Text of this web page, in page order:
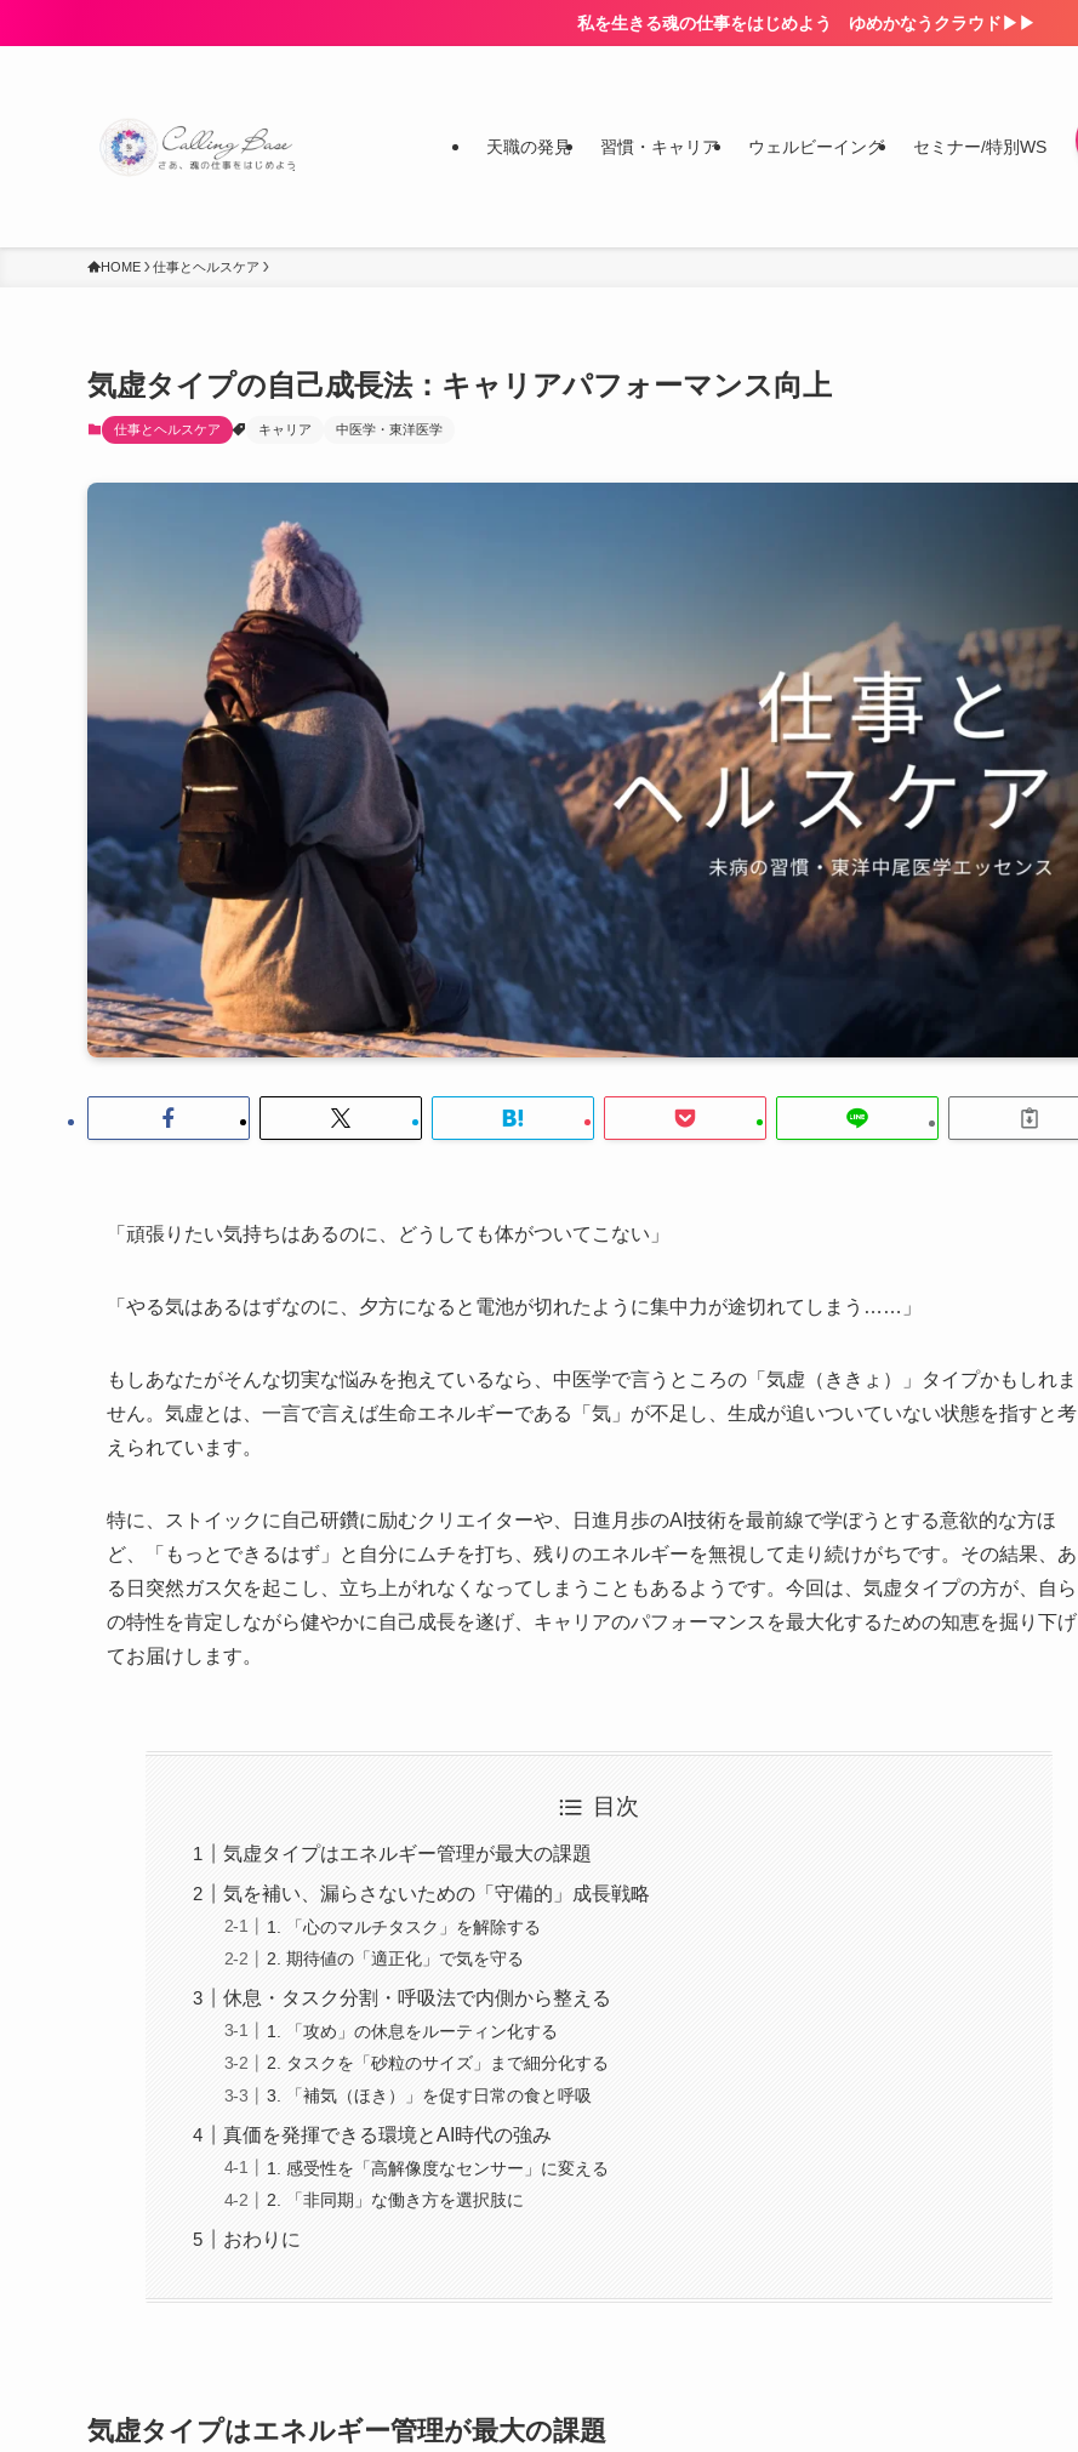
私を生きる魂の仕事をはじめよう ゆめかなうクラウド▶▶
天職の発見 習慣・キャリア ウェルビーイング セミナー/特別WS
HOME 仕事とヘルスケア
気虚タイプの自己成長法：キャリアパフォーマンス向上
仕事とヘルスケア キャリア 中医学・東洋医学
「頑張りたい気持ちはあるのに、どうしても体がついてこない」
「やる気はあるはずなのに、夕方になると電池が切れたように集中力が途切れてしまう……」
もしあなたがそんな切実な悩みを抱えているなら、中医学で言うところの「気虚（ききょ）」タイプかもしれま
せん。気虚とは、一言で言えば生命エネルギーである「気」が不足し、生成が追いついていない状態を指すと考
えられています。
特に、ストイックに自己研鑽に励むクリエイターや、日進月歩のAI技術を最前線で学ぼうとする意欲的な方ほ
ど、「もっとできるはず」と自分にムチを打ち、残りのエネルギーを無視して走り続けがちです。その結果、あ
る日突然ガス欠を起こし、立ち上がれなくなってしまうこともあるようです。今回は、気虚タイプの方が、自ら
の特性を肯定しながら健やかに自己成長を遂げ、キャリアのパフォーマンスを最大化するための知恵を掘り下げ
てお届けします。
目次
気虚タイプはエネルギー管理が最大の課題
気を補い、漏らさないための「守備的」成長戦略
1. 「心のマルチタスク」を解除する
2. 期待値の「適正化」で気を守る
休息・タスク分割・呼吸法で内側から整える
1. 「攻め」の休息をルーティン化する
2. タスクを「砂粒のサイズ」まで細分化する
3. 「補気（ほき）」を促す日常の食と呼吸
真価を発揮できる環境とAI時代の強み
1. 感受性を「高解像度なセンサー」に変える
2. 「非同期」な働き方を選択肢に
おわりに
気虚タイプはエネルギー管理が最大の課題